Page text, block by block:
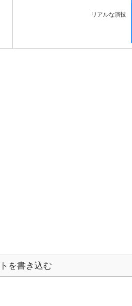
リアルな演技
を書き込む